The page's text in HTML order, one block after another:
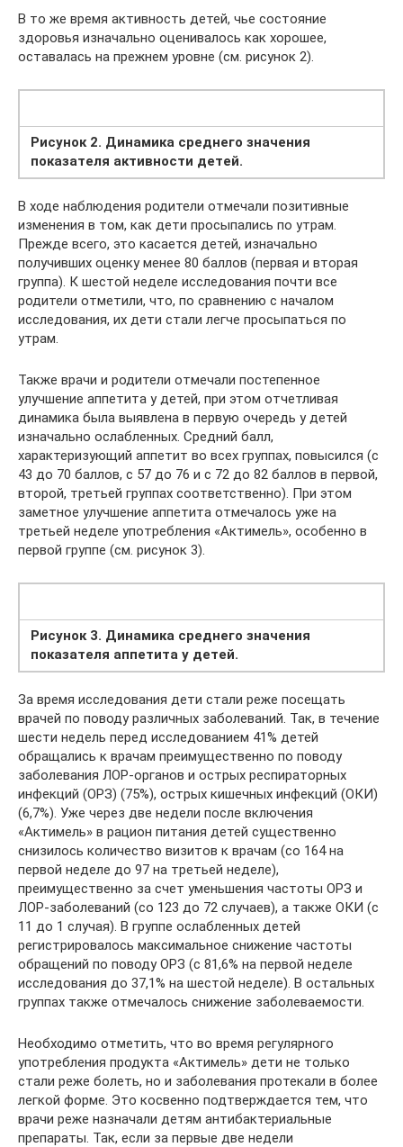
В то же время активность детей, чье состояние
здоровья изначально оценивалось как хорошее,
оставалась на прежнем уровне (см. рисунок 2).
Рисунок 2. Динамика среднего значения
показателя активности детей.
В ходе наблюдения родители отмечали позитивные
изменения в том, как дети просыпались по утрам.
Прежде всего, это касается детей, изначально
получивших оценку менее 80 баллов (первая и вторая
группа). К шестой неделе исследования почти все
родители отметили, что, по сравнению с началом
исследования, их дети стали легче просыпаться по
утрам.
Также врачи и родители отмечали постепенное
улучшение аппетита у детей, при этом отчетливая
динамика была выявлена в первую очередь у детей
изначально ослабленных. Средний балл,
характеризующий аппетит во всех группах, повысился (с
43 до 70 баллов, с 57 до 76 и с 72 до 82 баллов в первой,
второй, третьей группах соответственно). При этом
заметное улучшение аппетита отмечалось уже на
третьей неделе употребления «Актимель», особенно в
первой группе (см. рисунок 3).
Рисунок 3. Динамика среднего значения
показателя аппетита у детей.
За время исследования дети стали реже посещать
врачей по поводу различных заболеваний. Так, в течение
шести недель перед исследованием 41% детей
обращались к врачам преимущественно по поводу
заболевания ЛОР-органов и острых респираторных
инфекций (ОРЗ) (75%), острых кишечных инфекций (ОКИ)
(6,7%). Уже через две недели после включения
«Актимель» в рацион питания детей существенно
снизилось количество визитов к врачам (со 164 на
первой неделе до 97 на третьей неделе),
преимущественно за счет уменьшения частоты ОРЗ и
ЛОР-заболеваний (со 123 до 72 случаев), а также ОКИ (с
11 до 1 случая). В группе ослабленных детей
регистрировалось максимальное снижение частоты
обращений по поводу ОРЗ (с 81,6% на первой неделе
исследования до 37,1% на шестой неделе). В остальных
группах также отмечалось снижение заболеваемости.
Необходимо отметить, что во время регулярного
употребления продукта «Актимель» дети не только
стали реже болеть, но и заболевания протекали в более
легкой форме. Это косвенно подтверждается тем, что
врачи реже назначали детям антибактериальные
препараты. Так, если за первые две недели